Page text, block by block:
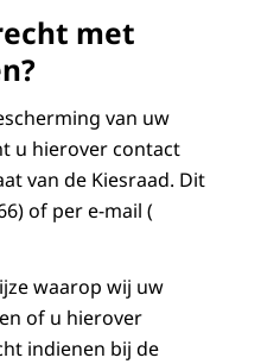
met
van uw
u hierover contact
van de Kiesraad. Dit
of per e-mail (
waarop wij uw
of u hierover
indienen bij de